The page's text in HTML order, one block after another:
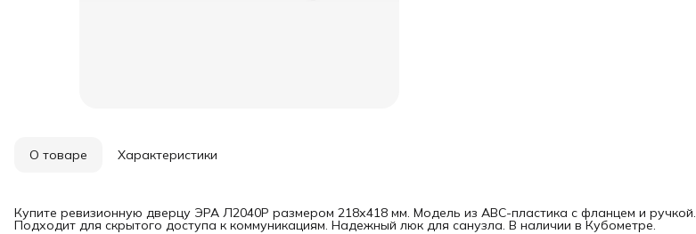
О товаре Характеристики
Купите ревизионную дверцу ЭРА Л2040Р размером 218х418 мм. Модель из ABC-пластика с фланцем и ручкой.
Подходит для скрытого доступа к коммуникациям. Надежный люк для санузла. В наличии в Кубометре.